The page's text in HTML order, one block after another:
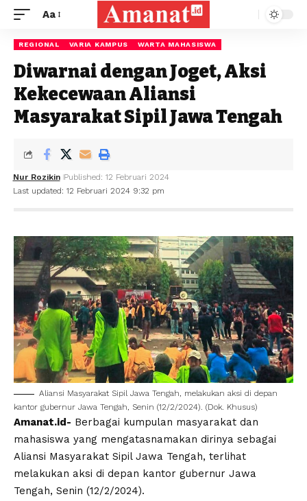
Aa
REGIONAL VARIA KAMPUS WARTA MAHASISWA
Diwarnai dengan Joget, Aksi
Kekecewaan Aliansi
Masyarakat Sipil Jawa Tengah
Last updated: 12 Februari 2024 9:32 pm
Nur Rozikin Published: 12 Februari 2024
Aliansi Masyarakat Sipil Jawa Tengah, melakukan aksi di depan
kantor gubernur Jawa Tengah, Senin (12/2/2024). (Dok. Khusus)
Amanat.id- Berbagai kumpulan masyarakat dan
mahasiswa yang mengatasnamakan dirinya sebagai
Aliansi Masyarakat Sipil Jawa Tengah, terlihat
melakukan aksi di depan kantor gubernur Jawa
Tengah, Senin (12/2/2024).